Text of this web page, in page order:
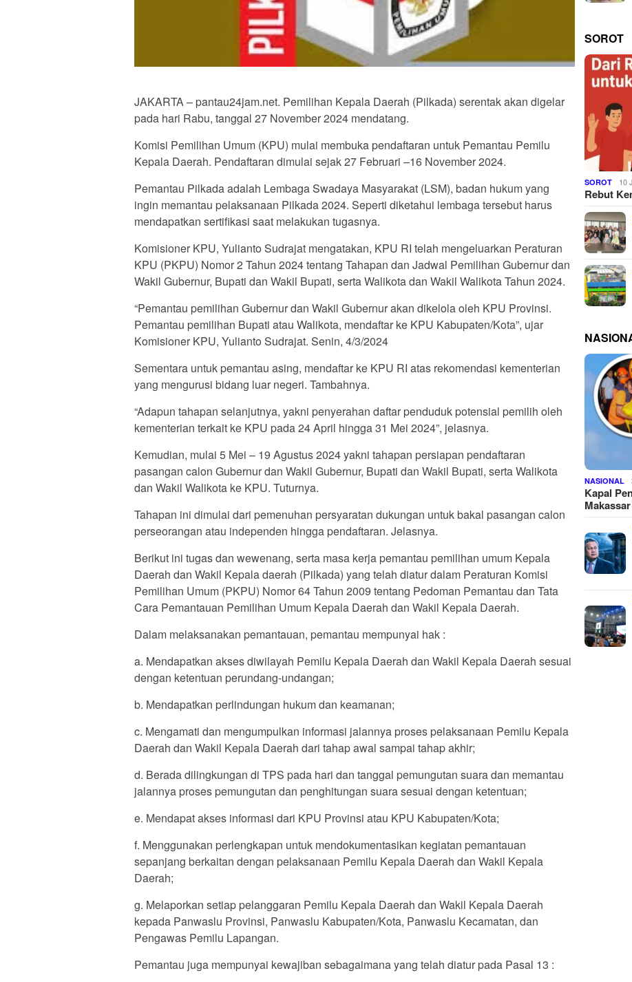
JAKARTA – pantau24jam.net. Pemilihan Kepala Daerah (Pilkada) serentak akan digelar
pada hari Rabu, tanggal 27 November 2024 mendatang.
Komisi Pemilihan Umum (KPU) mulai membuka pendaftaran untuk Pemantau Pemilu
Kepala Daerah. Pendaftaran dimulai sejak 27 Februari –16 November 2024.
Pemantau Pilkada adalah Lembaga Swadaya Masyarakat (LSM), badan hukum yang
ingin memantau pelaksanaan Pilkada 2024. Seperti diketahui lembaga tersebut harus
mendapatkan sertifikasi saat melakukan tugasnya.
Komisioner KPU, Yulianto Sudrajat mengatakan, KPU RI telah mengeluarkan Peraturan
KPU (PKPU) Nomor 2 Tahun 2024 tentang Tahapan dan Jadwal Pemilihan Gubernur dan
Wakil Gubernur, Bupati dan Wakil Bupati, serta Walikota dan Wakil Walikota Tahun 2024.
“Pemantau pemilihan Gubernur dan Wakil Gubernur akan dikelola oleh KPU Provinsi.
Pemantau pemilihan Bupati atau Walikota, mendaftar ke KPU Kabupaten/Kota”, ujar
Komisioner KPU, Yulianto Sudrajat. Senin, 4/3/2024
Sementara untuk pemantau asing, mendaftar ke KPU RI atas rekomendasi kementerian
yang mengurusi bidang luar negeri. Tambahnya.
“Adapun tahapan selanjutnya, yakni penyerahan daftar penduduk potensial pemilih oleh
kementerian terkait ke KPU pada 24 April hingga 31 Mei 2024”, jelasnya.
Kemudian, mulai 5 Mei – 19 Agustus 2024 yakni tahapan persiapan pendaftaran
pasangan calon Gubernur dan Wakil Gubernur, Bupati dan Wakil Bupati, serta Walikota
dan Wakil Walikota ke KPU. Tuturnya.
Tahapan ini dimulai dari pemenuhan persyaratan dukungan untuk bakal pasangan calon
perseorangan atau independen hingga pendaftaran. Jelasnya.
Berikut ini tugas dan wewenang, serta masa kerja pemantau pemilihan umum Kepala
Daerah dan Wakil Kepala daerah (Pilkada) yang telah diatur dalam Peraturan Komisi
Pemilihan Umum (PKPU) Nomor 64 Tahun 2009 tentang Pedoman Pemantau dan Tata
Cara Pemantauan Pemilihan Umum Kepala Daerah dan Wakil Kepala Daerah.
Dalam melaksanakan pemantauan, pemantau mempunyai hak :
a. Mendapatkan akses diwilayah Pemilu Kepala Daerah dan Wakil Kepala Daerah sesuai
dengan ketentuan perundang-undangan;
b. Mendapatkan perlindungan hukum dan keamanan;
c. Mengamati dan mengumpulkan informasi jalannya proses pelaksanaan Pemilu Kepala
Daerah dan Wakil Kepala Daerah dari tahap awal sampai tahap akhir;
d. Berada dilingkungan di TPS pada hari dan tanggal pemungutan suara dan memantau
jalannya proses pemungutan dan penghitungan suara sesuai dengan ketentuan;
e. Mendapat akses informasi dari KPU Provinsi atau KPU Kabupaten/Kota;
f. Menggunakan perlengkapan untuk mendokumentasikan kegiatan pemantauan
sepanjang berkaitan dengan pelaksanaan Pemilu Kepala Daerah dan Wakil Kepala
Daerah;
g. Melaporkan setiap pelanggaran Pemilu Kepala Daerah dan Wakil Kepala Daerah
kepada Panwaslu Provinsi, Panwaslu Kabupaten/Kota, Panwaslu Kecamatan, dan
Pengawas Pemilu Lapangan.
Pemantau juga mempunyai kewajiban sebagaimana yang telah diatur pada Pasal 13 :
SOROT
SOROT 10
Rebut
NASIONAL
Kapal